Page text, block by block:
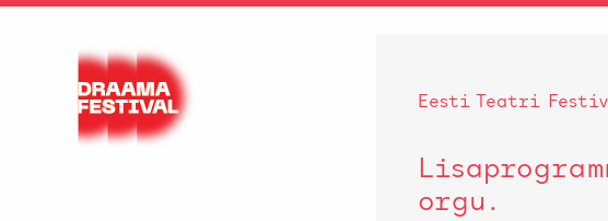
Eesti Teatri
orgu.